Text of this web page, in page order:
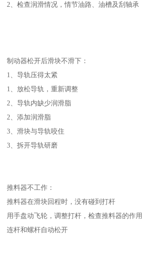
2、检查润滑情况，情节油路、油槽及刮轴承
制动器松开后滑块不滑下：
1、导轨压得太紧
1、放松导轨，重新调整
2、导轨内缺少润滑脂
2、添加润滑脂
3、滑块与导轨咬住
3、拆开导轨研磨
推料器不工作：
推料器在滑块回程时，没有碰到打杆
用手盘动飞轮，调整打杆，检查推料器的作用
连杆和螺杆自动松开